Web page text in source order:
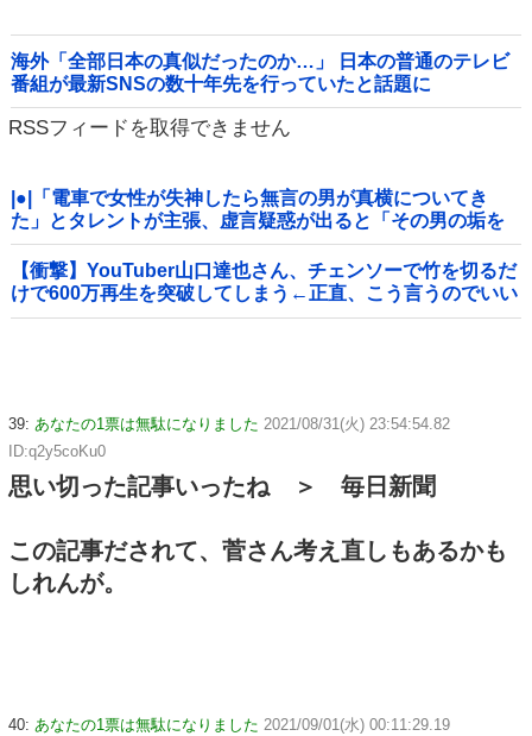
海外「全部日本の真似だったのか…」 日本の普通のテレビ
番組が最新SNSの数十年先を行っていたと話題に
RSSフィードを取得できません
|●|「電車で女性が失神したら無言の男が真横についてき
た」とタレントが主張、虚言疑惑が出ると「その男の垢を
発見した」と追加主張するも……
【衝撃】YouTuber山口達也さん、チェンソーで竹を切るだ
けで600万再生を突破してしまう←正直、こう言うのでいい
んだよなw w w w w w w w
39: あなたの1票は無駄になりました 2021/08/31(火) 23:54:54.82
ID:q2y5coKu0
思い切った記事いったね ＞ 毎日新聞
この記事だされて、菅さん考え直しもあるかも
しれんが。
40: あなたの1票は無駄になりました 2021/09/01(水) 00:11:29.19